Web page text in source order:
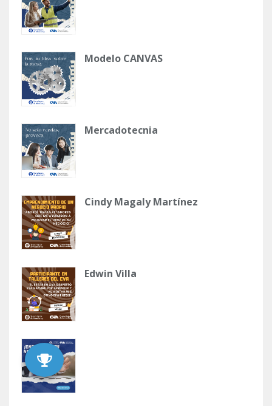
Modelo CANVAS
Mercadotecnia
Cindy Magaly Martínez
Edwin Villa